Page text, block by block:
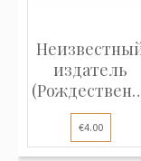
издатель
открытка...
€4.00